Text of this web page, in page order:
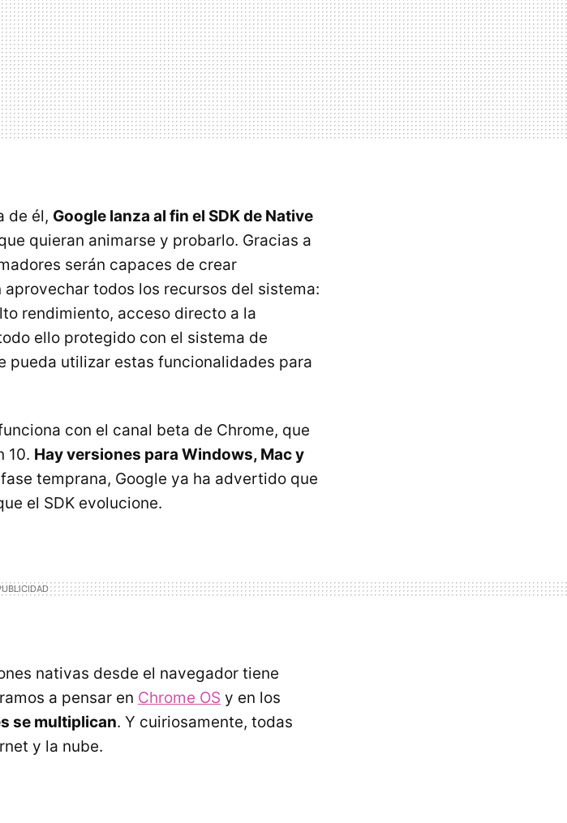
de él, Google lanza al fin el SDKde Native
quieran animarse y probarlo. Gracias a
serán capaces de crear
todos los recursos del sistema:
rendimiento, acceso directo a la
ello protegido con el sistema de
pueda utilizar estas funcionalidades para
con el canal beta de Chrome, que
10. Hay versiones para Windows, Mac y
temprana, Google ya ha advertido que
el SDK evolucione.
nativas desde el navegador tiene
a pensar en Chrome OS y en los
se multiplican. Y cuiriosamente, todas
y la nube.